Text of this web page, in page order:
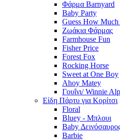
Φάρμα Barnyard
Baby Party
Guess How
Ζωάκια Φάρμας
Farmhouse Fun
Fisher Price
Forest Fox
Rocking Horse
Sweet at One Boy
Ahoy Matey
Γουΐνι/ Winnie
Είδη Πάρτυ για Κορίτσι
Floral
Bluey - Μπλουι
Baby
Barbie